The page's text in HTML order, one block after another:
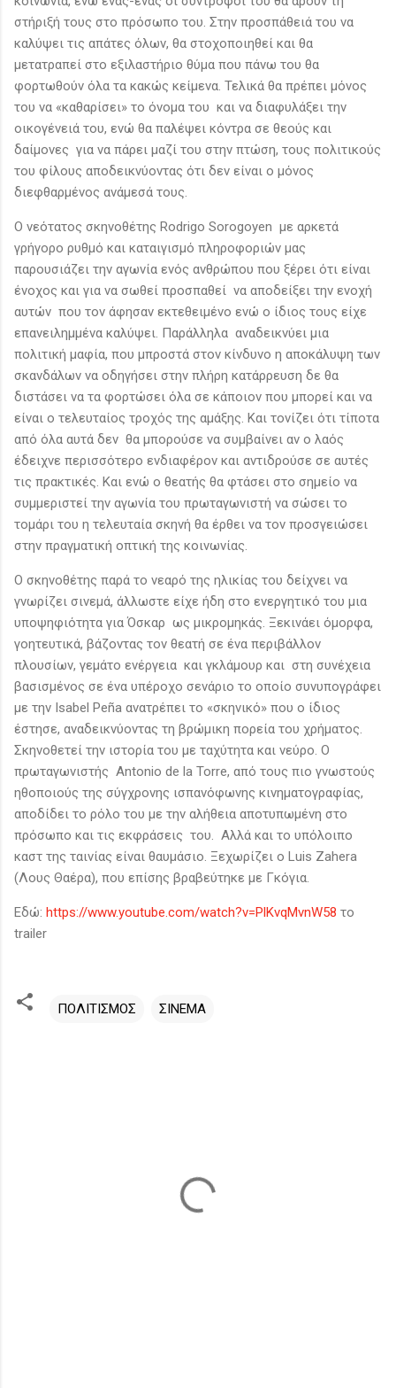
στήριξή τους στο πρόσωπο του. Στην προσπάθειά του να
καλύψει τις απάτες όλων, θα στοχοποιηθεί και θα
μετατραπεί στο εξιλαστήριο θύμα που πάνω του θα
φορτωθούν όλα τα κακώς κείμενα. Τελικά θα πρέπει μόνος
του να «καθαρίσει» το όνομα του και να διαφυλάξει την
οικογένειά του, ενώ θα παλέψει κόντρα σε θεούς και
δαίμονες για να πάρει μαζί του στην πτώση, τους πολιτικούς
του φίλους αποδεικνύοντας ότι δεν είναι ο μόνος
διεφθαρμένος ανάμεσά τους.
Ο νεότατος σκηνοθέτης Rodrigo Sorogoyen με αρκετά
γρήγορο ρυθμό και καταιγισμό πληροφοριών μας
παρουσιάζει την αγωνία ενός ανθρώπου που ξέρει ότι είναι
ένοχος και για να σωθεί προσπαθεί να αποδείξει την ενοχή
αυτών που τον άφησαν εκτεθειμένο ενώ ο ίδιος τους είχε
επανειλημμένα καλύψει. Παράλληλα αναδεικνύει μια
πολιτική μαφία, που μπροστά στον κίνδυνο η αποκάλυψη των
σκανδάλων να οδηγήσει στην πλήρη κατάρρευση δε θα
διστάσει να τα φορτώσει όλα σε κάποιον που μπορεί και να
είναι ο τελευταίος τροχός της αμάξης. Και τονίζει ότι τίποτα
από όλα αυτά δεν θα μπορούσε να συμβαίνει αν ο λαός
έδειχνε περισσότερο ενδιαφέρον και αντιδρούσε σε αυτές
τις πρακτικές. Και ενώ ο θεατής θα φτάσει στο σημείο να
συμμεριστεί την αγωνία του πρωταγωνιστή να σώσει το
τομάρι του η τελευταία σκηνή θα έρθει να τον προσγειώσει
στην πραγματική οπτική της κοινωνίας.
Ο σκηνοθέτης παρά το νεαρό της ηλικίας του δείχνει να
γνωρίζει σινεμά, άλλωστε είχε ήδη στο ενεργητικό του μια
υποψηφιότητα για Όσκαρ ως μικρομηκάς. Ξεκινάει όμορφα,
γοητευτικά, βάζοντας τον θεατή σε ένα περιβάλλον
πλουσίων, γεμάτο ενέργεια και γκλάμουρ και στη συνέχεια
βασισμένος σε ένα υπέροχο σενάριο το οποίο συνυπογράφει
με την Isabel Peña ανατρέπει το «σκηνικό» που ο ίδιος
έστησε, αναδεικνύοντας τη βρώμικη πορεία του χρήματος.
Σκηνοθετεί την ιστορία του με ταχύτητα και νεύρο. Ο
πρωταγωνιστής Antonio de la Torre, από τους πιο γνωστούς
ηθοποιούς της σύγχρονης ισπανόφωνης κινηματογραφίας,
αποδίδει το ρόλο του με την αλήθεια αποτυπωμένη στο
πρόσωπο και τις εκφράσεις του. Αλλά και το υπόλοιπο
καστ της ταινίας είναι θαυμάσιο. Ξεχωρίζει ο Luis Zahera
(Λους Θαέρα), που επίσης βραβεύτηκε με Γκόγια.
Εδώ: https://www.youtube.com/watch?v=PlKvqMvnW58 το
trailer
ΠΟΛΙΤΙΣΜΟΣ ΣΙΝΕΜΑ